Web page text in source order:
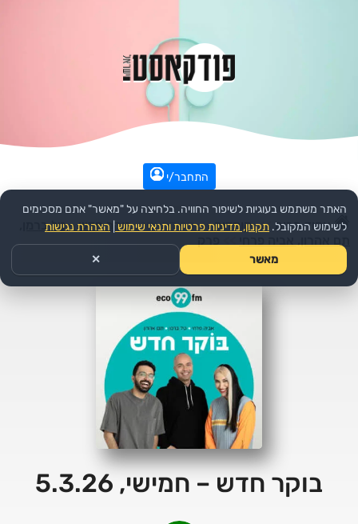
התחבר/י
עמוד הבית >> קומדיה >>הפודקאסט: בוקר חדש - טל ברמן,
בוקר חדש – חמישי, 5.3.26
האתר משתמש בעוגיות לשיפור החוויה. בלחיצה על "מאשר" אתם מסכימים
לשימוש המקובל. תקנון, מדיניות פרטיות ותנאי שימוש הצהרת נגישות
מאשר ✕